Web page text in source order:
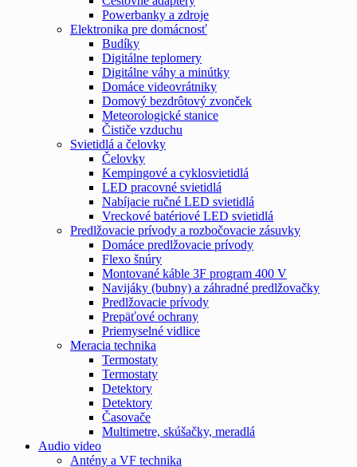
Powerbanky a zdroje
Elektronika pre domácnosť
Budíky
Digitálne teplomery
Digitálne váhy a minútky
Domáce videovrátniky
Domový bezdrôtový zvonček
Meteorologické stanice
Čističe vzduchu
Svietidlá a čelovky
Čelovky
Kempingové a cyklosvietidlá
LED pracovné svietidlá
Nabíjacie ručné LED svietidlá
Vreckové batériové LED svietidlá
Predlžovacie prívody a rozbočovacie zásuvky
Domáce predlžovacie prívody
Flexo šnúry
Montované káble 3F program 400 V
Navijáky (bubny) a záhradné predlžovačky
Predlžovacie prívody
Prepäťové ochrany
Priemyselné vidlice
Meracia technika
Termostaty
Termostaty
Detektory
Detektory
Časovače
Multimetre, skúšačky, meradlá
Audio video
Antény a VF technika